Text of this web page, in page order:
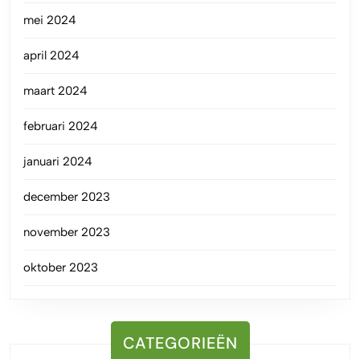
mei 2024
april 2024
maart 2024
februari 2024
januari 2024
december 2023
november 2023
oktober 2023
CATEGORIEËN